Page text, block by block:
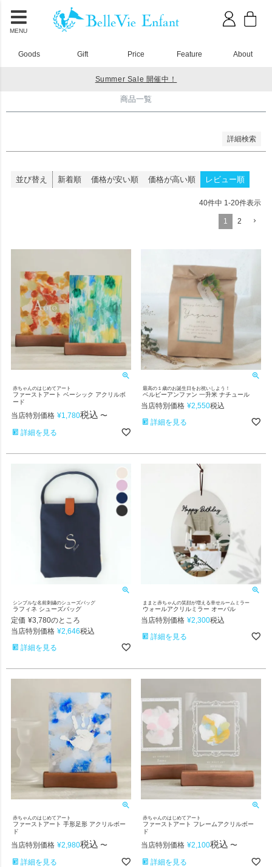
MENU
Goods Gift Price Feature About
Summer Sale 開催中！
商品一覧
詳細検索
新着順
登録順
価格が高い順
キーワードヒット順
検索
並び替え 新着順 価格が安い順 価格が高い順 レビュー順
40件中 1 -20件表示
1 2
赤ちゃんのはじめてアート
ファーストアート ベーシック アクリルボ
ード
当店特別価格 ¥1,780税込 〜
詳細を見る
最高の１歳のお誕生日をお祝いしよう！
ベルビーアンファン 一升米 ナチュール
当店特別価格 ¥2,550税込
詳細を見る
シンプルな名前刺繍のシューズバッグ
ラフィネ シューズバッグ
定価 ¥3,780のところ
当店特別価格 ¥2,646税込
詳細を見る
ままと赤ちゃんの笑顔が増える幸せルームミラー
ウォールアクリルミラー オーバル
当店特別価格 ¥2,300税込
詳細を見る
赤ちゃんのはじめてアート
ファーストアート 手形足形 アクリルボー
ド
当店特別価格 ¥2,980税込 〜
詳細を見る
赤ちゃんのはじめてアート
ファーストアート フレームアクリルボー
ド
当店特別価格 ¥2,100税込 〜
詳細を見る